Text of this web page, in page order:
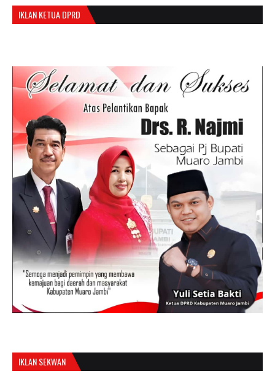
IKLAN KETUA DPRD
IKLAN SEKWAN